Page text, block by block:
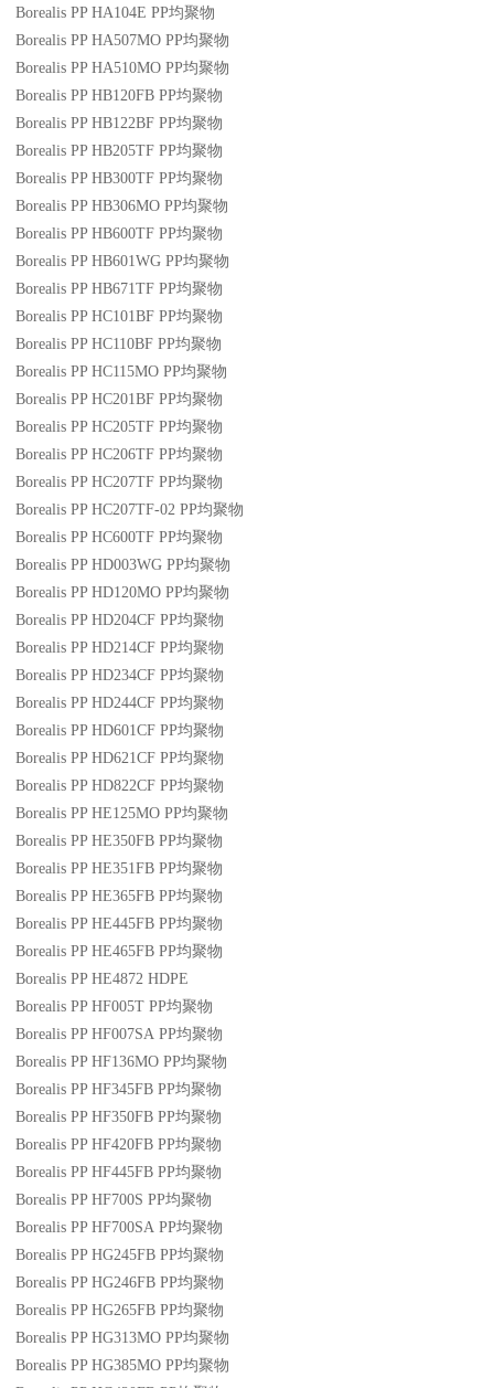
Borealis PP HA104E PP均聚物
Borealis PP HA507MO PP均聚物
Borealis PP HA510MO PP均聚物
Borealis PP HB120FB PP均聚物
Borealis PP HB122BF PP均聚物
Borealis PP HB205TF PP均聚物
Borealis PP HB300TF PP均聚物
Borealis PP HB306MO PP均聚物
Borealis PP HB600TF PP均聚物
Borealis PP HB601WG PP均聚物
Borealis PP HB671TF PP均聚物
Borealis PP HC101BF PP均聚物
Borealis PP HC110BF PP均聚物
Borealis PP HC115MO PP均聚物
Borealis PP HC201BF PP均聚物
Borealis PP HC205TF PP均聚物
Borealis PP HC206TF PP均聚物
Borealis PP HC207TF PP均聚物
Borealis PP HC207TF-02 PP均聚物
Borealis PP HC600TF PP均聚物
Borealis PP HD003WG PP均聚物
Borealis PP HD120MO PP均聚物
Borealis PP HD204CF PP均聚物
Borealis PP HD214CF PP均聚物
Borealis PP HD234CF PP均聚物
Borealis PP HD244CF PP均聚物
Borealis PP HD601CF PP均聚物
Borealis PP HD621CF PP均聚物
Borealis PP HD822CF PP均聚物
Borealis PP HE125MO PP均聚物
Borealis PP HE350FB PP均聚物
Borealis PP HE351FB PP均聚物
Borealis PP HE365FB PP均聚物
Borealis PP HE445FB PP均聚物
Borealis PP HE465FB PP均聚物
Borealis PP HE4872 HDPE
Borealis PP HF005T PP均聚物
Borealis PP HF007SA PP均聚物
Borealis PP HF136MO PP均聚物
Borealis PP HF345FB PP均聚物
Borealis PP HF350FB PP均聚物
Borealis PP HF420FB PP均聚物
Borealis PP HF445FB PP均聚物
Borealis PP HF700S PP均聚物
Borealis PP HF700SA PP均聚物
Borealis PP HG245FB PP均聚物
Borealis PP HG246FB PP均聚物
Borealis PP HG265FB PP均聚物
Borealis PP HG313MO PP均聚物
Borealis PP HG385MO PP均聚物